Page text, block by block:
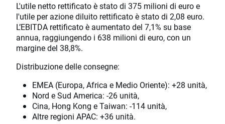
L'utile netto rettificato è stato di 375 milioni di euro e
l'utile per azione diluito rettificato è stato di 2,08 euro.
L’EBITDA rettificato è aumentato del 7,1% su base
annua, raggiungendo i 638 milioni di euro, con un
margine del 38,8%.
Distribuzione delle consegne:
EMEA (Europa, Africa e Medio Oriente): +28 unità,
Nord e Sud America: -26 unità,
Cina, Hong Kong e Taiwan: -114 unità,
Altre regioni APAC: +36 unità.